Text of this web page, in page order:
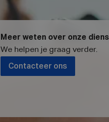
Meer weten over onze
We helpen je graag verder.
Contacteer ons